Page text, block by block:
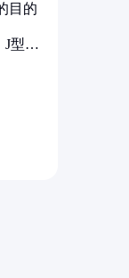
目的
型、